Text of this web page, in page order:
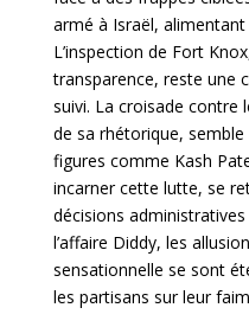
armé à Israël, alimentant
L’inspection de Fort
transparence, reste une
suivi. La croisade contre
de sa rhétorique, semble
figures comme Kash
incarner cette lutte, se
décisions
l’affaire Diddy, les
sensationnelle se sont
les partisans sur leur